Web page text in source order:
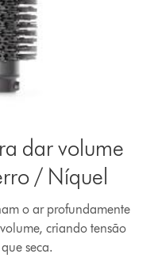
dar volume
/ Níquel
o ar profundamente
criando tensão
seca.